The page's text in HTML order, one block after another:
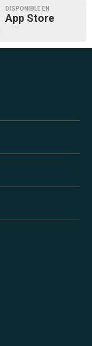
DISPONIBLE EN
App Store